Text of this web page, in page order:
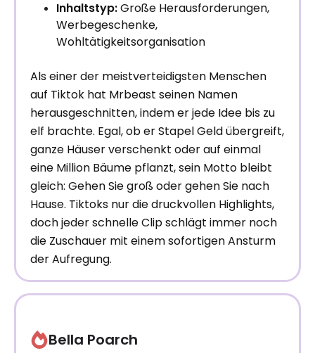
Inhaltstyp:Große Herausforderungen,
Werbegeschenke,
Wohltätigkeitsorganisation
Als einer der meistverteidigsten Menschen
auf Tiktok hat Mrbeast seinen Namen
herausgeschnitten, indem er jede Idee bis zu
elf brachte. Egal, ob er Stapel Geld übergreift,
ganze Häuser verschenkt oder auf einmal
eine Million Bäume pflanzt, sein Motto bleibt
gleich: Gehen Sie groß oder gehen Sie nach
Hause. Tiktoks nur die druckvollen Highlights,
doch jeder schnelle Clip schlägt immer noch
die Zuschauer mit einem sofortigen Ansturm
der Aufregung.
Bella Poarch